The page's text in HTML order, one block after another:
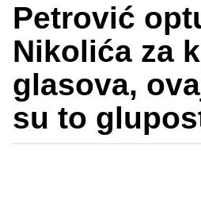
Petrović
Nikolića za
glasova,
su to